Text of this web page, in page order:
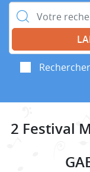
Rechercher :
2 Festival